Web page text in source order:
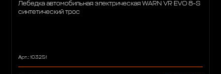
Лебедка автомобильная электрическая WARN VR EVO 8-S
синтетический трос
Арт.: 103251